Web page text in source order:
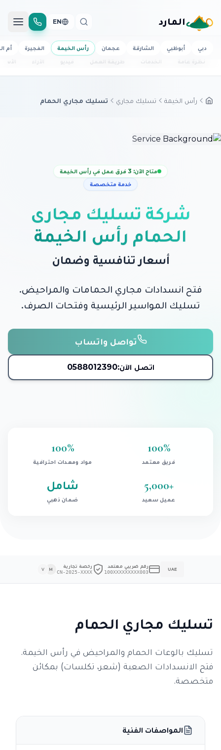
المارد EN
دبي أبوظبي الشارقة عجمان رأس الخيمة الفجيرة
أم
نظرة عامة
الخدمات طريقة العمل فيديو الآراء
رأس الخيمة تسليك مجاري تسليك مجاري الحمام
متاح الآن: 3 فرق عمل في رأس الخيمة
خدمة متخصصة
شركة تسليك مجاري
الحمام رأس الخيمة
أسعار تنافسية وضمان
فتح انسدادات مجاري الحمامات والمراحيض.
تسليك المواسير الرئيسية وفتحات الصرف.
تواصل واتساب
اتصل الآن:0588012390
100%
فريق معتمد
100%
مواد ومعدات احترافية
+
5,000
عميل سعيد
شامل
ضمان ذهبي
UAE رقم ضريبي معتمد
100XXXXXXXXX003
رخصة تجارية
CN-2025-XXXX
M
V
تسليك مجاري الحمام
تسليك بالوعات الحمام والمراحيض في رأس الخيمة.
فتح الانسدادات الصعبة (شعر، تكلسات) بمكائن
متخصصة.
المواصفات الفنية